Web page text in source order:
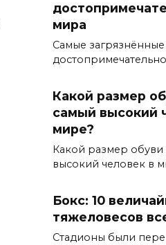
мира
Самые загрязнённые
Какой размер
самый высокий
мире?
Какой размер обуви
высокий человек в
Бокс: 10
тяжеловесов
Стадионы были